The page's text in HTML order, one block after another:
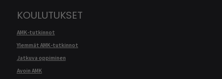
KOULUTUKSET
AMK-tutkinnot
Ylemmät AMK-tutkinnot
Jatkuva oppiminen
Avoin AMK